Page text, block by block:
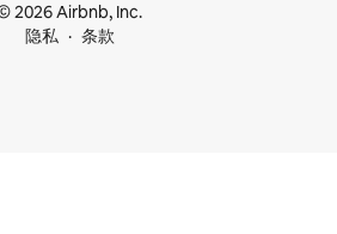
2026 Airbnb, Inc.
隐私
条款